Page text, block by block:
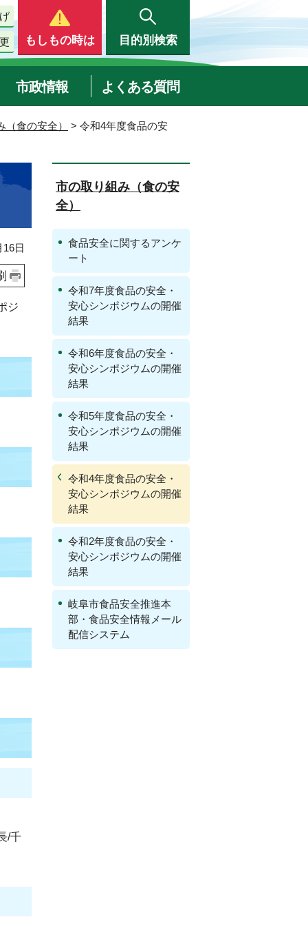
もしもの時は 目的別検索
市政情報 よくある質問
（食の安全） > 令和4年度食品の安
日
ジ
/千
市の取り組み（食の安
全）
食品安全に関するアンケ
ート
令和7年度食品の安全・
安心シンポジウムの開催
結果
令和6年度食品の安全・
安心シンポジウムの開催
結果
令和5年度食品の安全・
安心シンポジウムの開催
結果
令和4年度食品の安全・
安心シンポジウムの開催
結果
令和2年度食品の安全・
安心シンポジウムの開催
結果
岐阜市食品安全推進本
部・食品安全情報メール
配信システム